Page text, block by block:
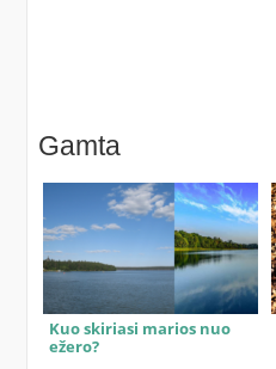
Gamta
Kuo skiriasi marios nuo
ežero?